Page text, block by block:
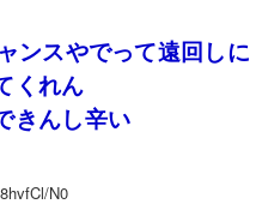
ンスやでって遠回しに
くれん
きんし辛い
N0